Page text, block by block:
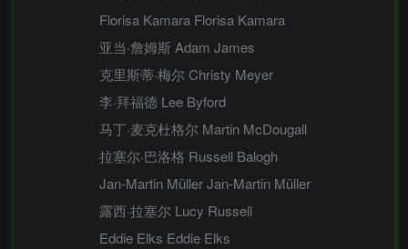
Florisa Kamara Florisa Kamara
亚当·詹姆斯 Adam James
克里斯蒂·梅尔 Christy Meyer
李·拜福德 Lee Byford
马丁·麦克杜格尔 Martin McDougall
拉塞尔·巴洛格 Russell Balogh
Jan-Martin Müller Jan-Martin Müller
露西·拉塞尔 Lucy Russell
Eddie Elks Eddie Elks